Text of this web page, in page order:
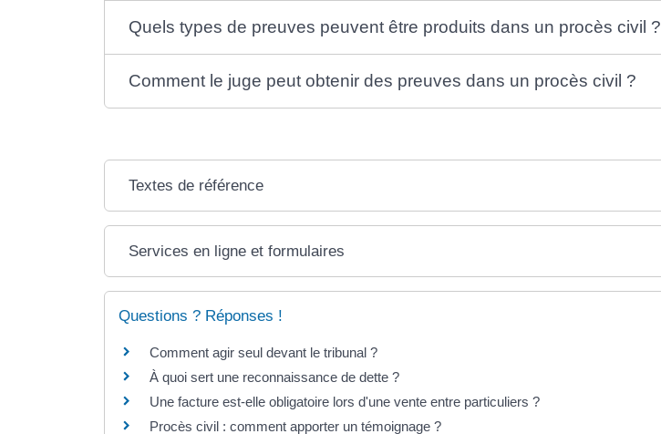
Quels types de preuves peuvent être produits dans un procès civil ?
Comment le juge peut obtenir des preuves dans un procès civil ?
Textes de référence
Services en ligne et formulaires
Questions ? Réponses !
Comment agir seul devant le tribunal ?
À quoi sert une reconnaissance de dette ?
Une facture est-elle obligatoire lors d'une vente entre particuliers ?
Procès civil : comment apporter un témoignage ?